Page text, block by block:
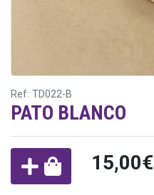
Ref: TD022-B
PATO BLANCO
15,00€